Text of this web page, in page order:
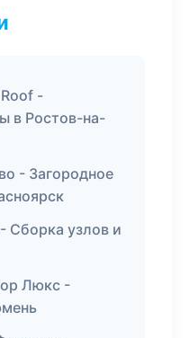
-
в Ростов-на-
- Загородное
Сборка узлов и
Люкс -